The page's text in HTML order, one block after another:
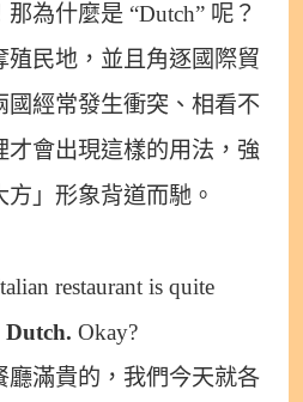
為什麼是 “Dutch” 呢？
殖民地，並且角逐國際貿
國經常發生衝突、相看不
才會出現這樣的用法，強
」形象背道而馳。
restaurant is quite
Dutch. Okay?
廳滿貴的，我們今天就各